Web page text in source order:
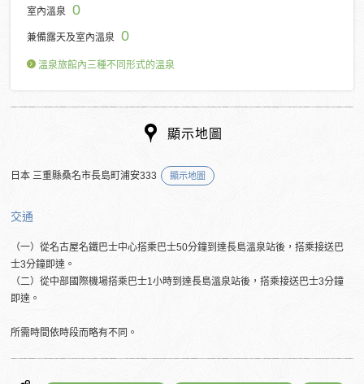
室內溫泉 0
兼備露天及室內溫泉 0
溫泉旅館內三種不同形式的溫泉
顯示地圖
日本 三重縣桑名市長島町浦安333 顯示地圖
交通
（一）從名古屋名鐵巴士中心搭乘巴士50分鐘到達長島溫泉站後，搭乘接送巴
士3分鐘即達。
（二）從中部國際機場搭乘巴士1小時到達長島溫泉站後，搭乘接送巴士3分鐘
即達。
所需時間依時段而略有不同。